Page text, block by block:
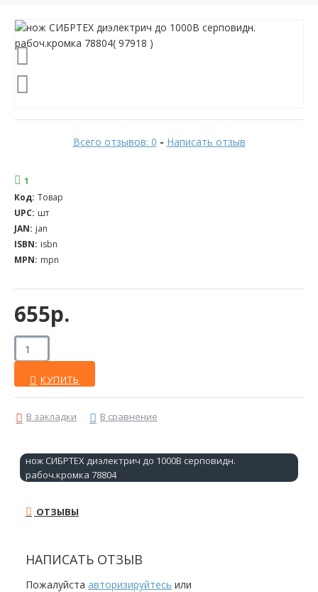
Всего отзывов: 0 - Написать отзыв
655р.
1
Код: Товар
UPC: шт
JAN: jan
ISBN: isbn
MPN: mpn
КУПИТЬ
В закладки В сравнение
нож СИБРТЕХ диэлектрич до 1000В серповидн.
рабоч.кромка 78804
ОТЗЫВЫ
НАПИСАТЬ ОТЗЫВ
Пожалуйста авторизируйтесь или